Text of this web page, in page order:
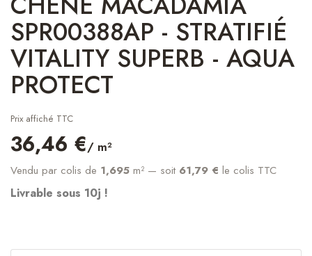
SPR00388AP - STRATIFIÉ
VITALITY SUPERB - AQUA
PROTECT
Prix affiché TTC
36,46 €/ m²
Vendu par colis de 1,695 m² — soit 61,79 € le colis TTC
Livrable sous 10j !